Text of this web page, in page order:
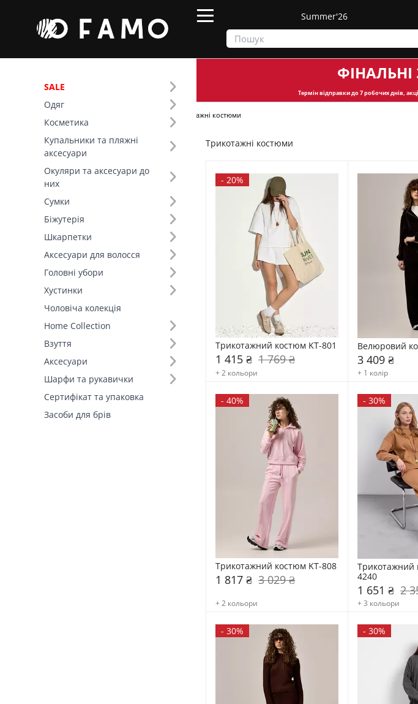
Summer'26
SALE
Одяг
Косметика
Купальники та пляжні
аксесуари
Окуляри та аксесуари до
них
Сумки
Біжутерія
Шкарпетки
Аксесуари для волосся
Головні убори
Хустинки
Чоловіча колекція
Home Collection
Взуття
Аксесуари
Шарфи та рукавички
Сертифікат та упаковка
Засоби для брів
Термін відправкидо 7 робочих днів,
Трикотажні костюми
Фільтр
Ціна
SALE
Сезон (4)
Розмір (6)
Основний колір (10)
Виробник (1)
FAMO, власне виробництво (5)
Трикотажні костюми
- 20%
Трикотажний костюм KT-801
1 415 ₴ 1 769 ₴
+ 2 кольори
Велюровий
3 409 ₴
+ 1 колір
- 40%
Трикотажний костюм KT-808
1 817 ₴ 3 029 ₴
+ 2 кольори
-30%
Трикотажний
4240
1 651 ₴ 2
+ 3 кольори
- 30% -30%